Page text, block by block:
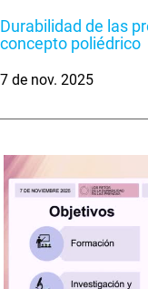
Durabilidad de las
concepto poliédrico
7 de nov. 2025